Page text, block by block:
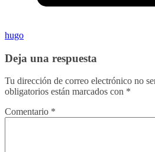
hugo
Deja una respuesta
Tu dirección de correo electrónico no
obligatorios están marcados con *
Comentario *